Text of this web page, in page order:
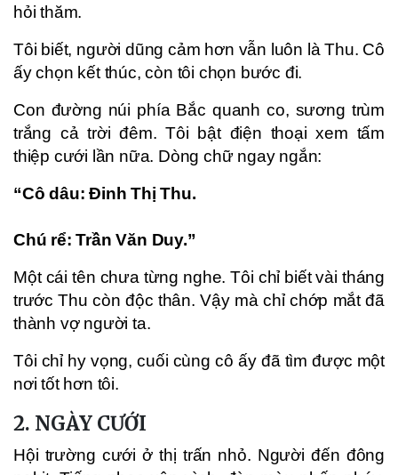
hỏi thăm.
Tôi biết, người dũng cảm hơn vẫn luôn là Thu. Cô
ấy chọn kết thúc, còn tôi chọn bước đi.
Con đường núi phía Bắc quanh co, sương trùm
trắng cả trời đêm. Tôi bật điện thoại xem tấm
thiệp cưới lần nữa. Dòng chữ ngay ngắn:
“Cô dâu: Đinh Thị Thu.
Chú rể: Trần Văn Duy.”
Một cái tên chưa từng nghe. Tôi chỉ biết vài tháng
trước Thu còn độc thân. Vậy mà chỉ chớp mắt đã
thành vợ người ta.
Tôi chỉ hy vọng, cuối cùng cô ấy đã tìm được một
nơi tốt hơn tôi.
2. NGÀY CƯỚI
Hội trường cưới ở thị trấn nhỏ. Người đến đông